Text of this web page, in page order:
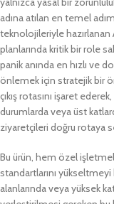
adına atılan en temel
teknolojileriyle hazırlanan
planlarında kritik bir role
panik anında en hızlı ve
önlemek için stratejik bir
çıkış rotasını işaret
durumlarda veya üst
ziyaretçileri doğru rotaya
Bu ürün, hem özel
standartlarını
alanlarında veya yüksek